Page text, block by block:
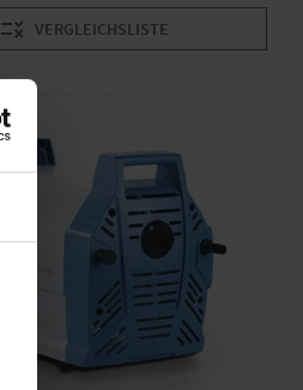
VERGLEICHSLISTE